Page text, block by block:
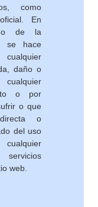
como
En
de la
se hace
daño o
o por
o que
o
del uso
web.